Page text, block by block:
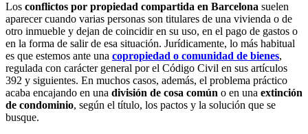
Los conflictos por propiedad compartida en Barcelona suelen
aparecer cuando varias personas son titulares de una vivienda o de
otro inmueble y dejan de coincidir en su uso, en el pago de gastos o
en la forma de salir de esa situación. Jurídicamente, lo más habitual
es que estemos ante una copropiedad o comunidad de bienes,
regulada con carácter general por el Código Civil en sus artículos
392 y siguientes. En muchos casos, además, el problema práctico
acaba encajando en una división de cosa común o en una extinción
de condominio, según el título, los pactos y la solución que se
busque.